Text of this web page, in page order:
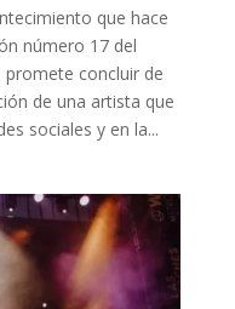
que hace
número 17 del
promete concluir de
de una artista que
sociales y en la...